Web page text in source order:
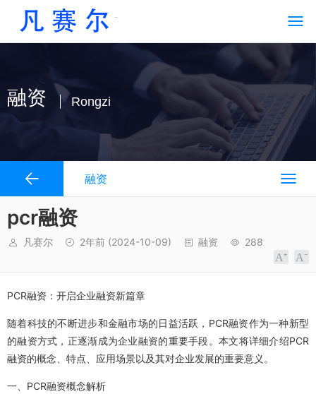
融资 Rongzi
融资
pcr融资
凡赛尔 2年前 (2024-10-09) 融资 288
PCR融资：开启企业融资新篇章
随着科技的不断进步和金融市场的日益活跃，PCR融资作为一种新型
的融资方式，正逐渐成为企业融资的重要手段。本文将详细介绍PCR
融资的概念、特点、应用场景以及其对企业发展的重要意义。
一、PCR融资概念解析